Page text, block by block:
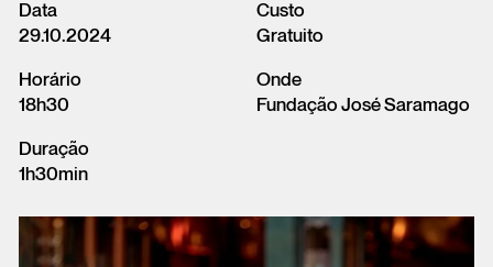
Login
Data
29.10.2024
Horário
18h30
Duração
1h30min
Custo
Gratuito
Onde
Fundação José Saramago